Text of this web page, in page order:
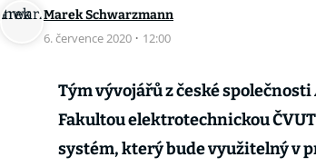
Marek Schwarzmann
6. července 2020 · 12:00
Tým vývojářů z české
Fakultou elektrotechnickou
systém, který bude využitelný v